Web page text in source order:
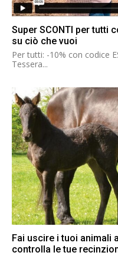
Super SCONTI per tutti
su ciò che vuoi
Per tutti: -10% con codice
Tessera...
Fai uscire i tuoi animali
controlla le tue